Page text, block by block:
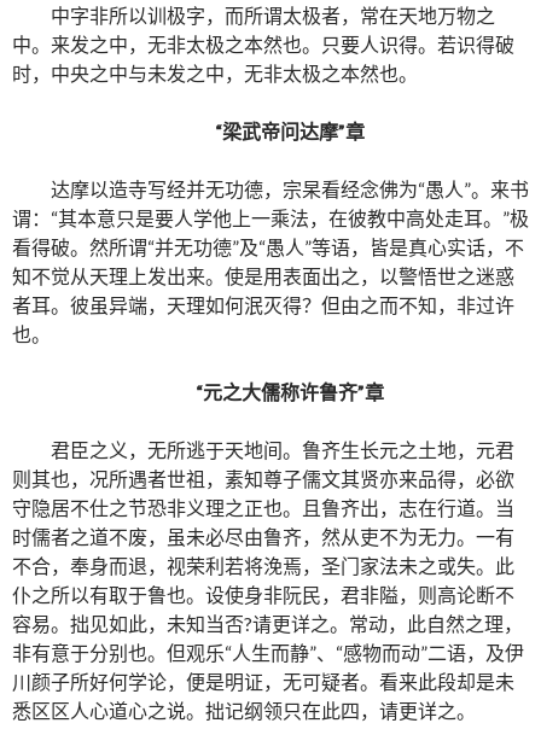
中字非所以训极字，而所谓太极者，常在天地万物之
中。来发之中，无非太极之本然也。只要人识得。若识得破
时，中央之中与未发之中，无非太极之本然也。
“梁武帝问达摩”章
达摩以造寺写经并无功德，宗杲看经念佛为“愚人”。来书
谓：“其本意只是要人学他上一乘法，在彼教中高处走耳。”极
看得破。然所谓“并无功德”及“愚人”等语，皆是真心实话，不
知不觉从天理上发出来。使是用表面出之，以警悟世之迷惑
者耳。彼虽异端，天理如何泯灭得？但由之而不知，非过许
也。
“元之大儒称许鲁齐”章
君臣之义，无所逃于天地间。鲁齐生长元之土地，元君
则其也，况所遇者世祖，素知尊子儒文其贤亦来品得，必欲
守隐居不仕之节恐非义理之正也。且鲁齐出，志在行道。当
时儒者之道不废，虽未必尽由鲁齐，然从吏不为无力。一有
不合，奉身而退，视荣利若将浼焉，圣门家法未之或失。此
仆之所以有取于鲁也。设使身非阮民，君非隘，则高论断不
容易。拙见如此，未知当否?请更详之。常动，此自然之理，
非有意于分别也。但观乐“人生而静”、“感物而动”二语，及伊
川颜子所好何学论，便是明证，无可疑者。看来此段却是未
悉区区人心道心之说。拙记纲领只在此四，请更详之。